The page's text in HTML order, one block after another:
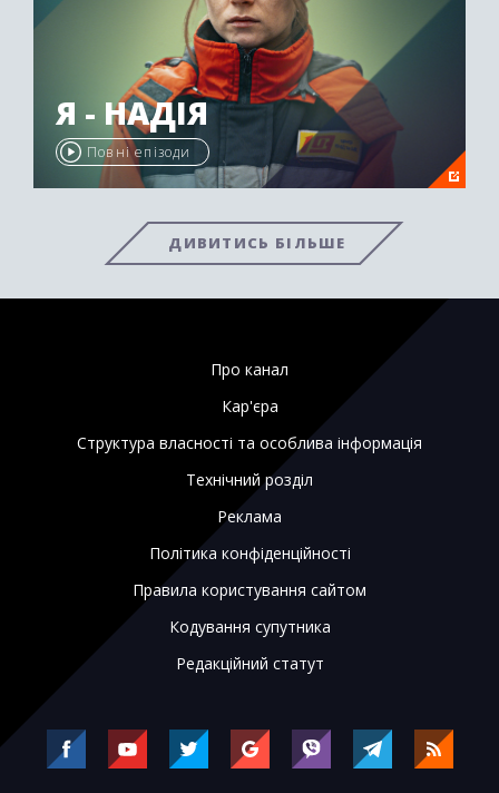
Я - НАДІЯ
Повні епізоди
ДИВИТИСЬ БІЛЬШЕ
Про канал
Кар'єра
Структура власності та особлива інформація
Технічний розділ
Реклама
Політика конфіденційності
Правила користування сайтом
Кодування супутника
Редакційний статут